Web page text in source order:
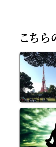
こち